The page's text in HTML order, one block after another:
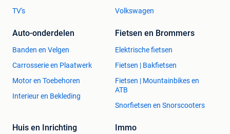
TV's
Volkswagen
Auto-onderdelen
Banden en Velgen
Carrosserie en Plaatwerk
Motor en Toebehoren
Interieur en Bekleding
Fietsen en Brommers
Elektrische fietsen
Fietsen | Bakfietsen
Fietsen | Mountainbikes en
ATB
Snorfietsen en Snorscooters
Huis en Inrichting Immo